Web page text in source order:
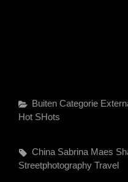
Categories
Buiten Categorie
Hot SHots
Tags,
China Sabrina Maes
Streetphotography Travel